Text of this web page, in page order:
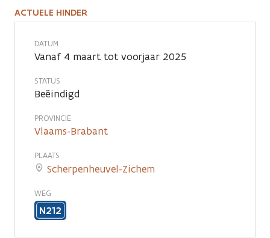
Actuele
hinder
ACTUELE HINDER
DATUM
Vanaf 4 maart tot voorjaar 2025
STATUS
Beëindigd
PROVINCIE
Vlaams-Brabant
PLAATS
Scherpenheuvel-Zichem
WEG
N212